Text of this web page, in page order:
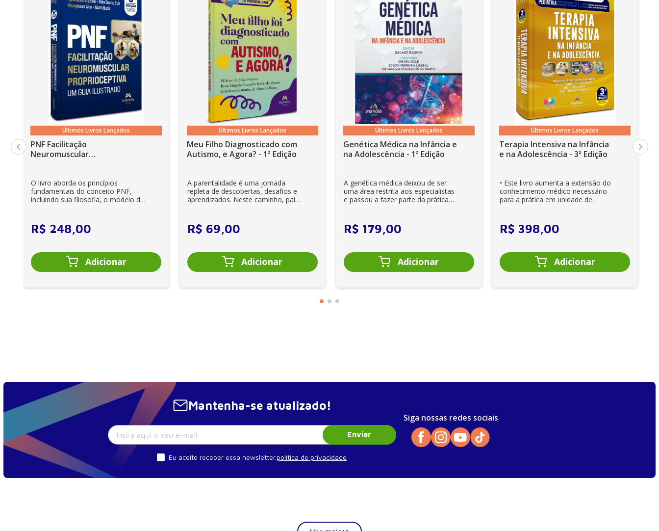
Últimos Livros Lançados
PNF Facilitação
Neuromuscular
O livro aborda os princípios
fundamentais do conceito PNF,
incluindo sua filosofia, o modelo da
R$ 248,00
Últimos Livros Lançados
Meu Filho Diagnosticado com
Autismo, e Agora? - 1ª Edição
A parentalidade é uma jornada
repleta de descobertas, desafios e
aprendizados. Neste caminho, pais
R$ 69,00
Últimos Livros Lançados
Genética Médica na Infância e
na Adolescência - 1ª Edição
A genética médica deixou de ser
uma área restrita aos especialistas
e passou a fazer parte da prática
R$ 179,00
Últimos Livros Lançados
Terapia Intensiva na Infância
e na Adolescência - 3ª Edição
• Este livro aumenta a extensão do
conhecimento médico necessário
para a prática em unidade de
R$ 398,00
Mantenha-se atualizado!
Enviar
Eu aceito receber essa newsletter.política de privacidade
Siga nossas redes sociais